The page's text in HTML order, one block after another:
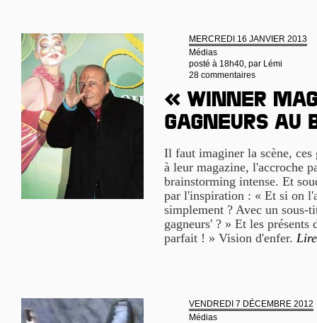
MERCREDI 16 JANVIER 2013
Médias
posté à 18h40, par Lémi
28 commentaires
« Winner
gagneurs au
Il faut imaginer la scène,
à leur magazine, l'accroche
brainstorming intense. Et
par l'inspiration : « Et si on
simplement ? Avec un sous-
gagneurs' ? » Et les
parfait ! » Vision d'enfer.
VENDREDI 7 DÉCEMBRE 2012
Médias